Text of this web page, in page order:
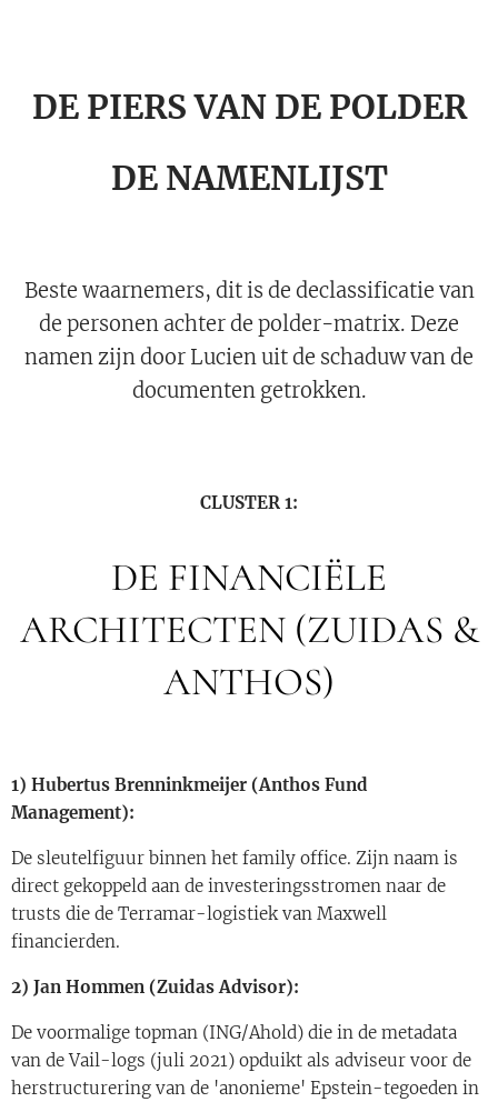
DE PIERS VAN DE POLDER
DE NAMENLIJST
Beste waarnemers, dit is de declassificatie van
de personen achter de polder-matrix. Deze
namen zijn door Lucien uit de schaduw van de
documenten getrokken.
CLUSTER 1:
DE FINANCIËLE
ARCHITECTEN (ZUIDAS &
ANTHOS)
1) Hubertus Brenninkmeijer (Anthos Fund
Management):
De sleutelfiguur binnen het family office. Zijn naam is
direct gekoppeld aan de investeringsstromen naar de
trusts die de Terramar-logistiek van Maxwell
financierden.
2) Jan Hommen (Zuidas Advisor):
De voormalige topman (ING/Ahold) die in de metadata
van de Vail-logs (juli 2021) opduikt als adviseur voor de
herstructurering van de 'anonieme' Epstein-tegoeden in